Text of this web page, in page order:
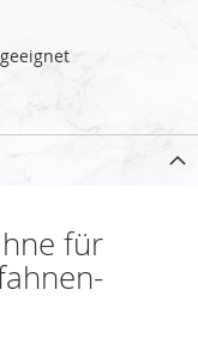
für